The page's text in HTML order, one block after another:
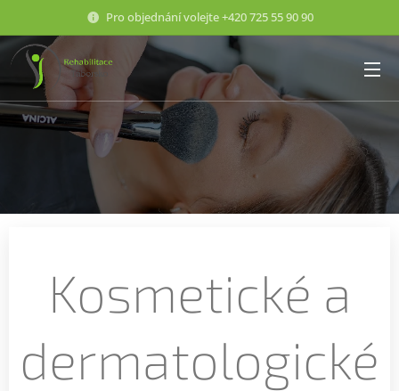
Pro objednání volejte +420 725 55 90 90
Kosmetické a
dermatologické